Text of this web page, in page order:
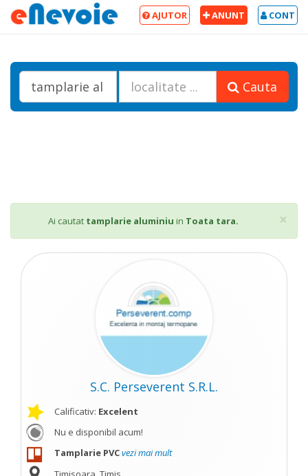
CONT
ANUNT
AJUTOR
Cauta
×
Ai cautat tamplarie aluminiu in Toata tara.
S.C. Perseverent S.R.L.
Calificativ: Excelent
Nu e disponibil acum!
Tamplarie PVCvezi mai mult